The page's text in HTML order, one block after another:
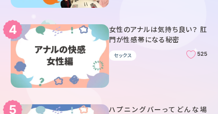
女性のアナルは気持ち良い？ 肛
門が性感帯になる秘密
セックス 525
ハプニングバーってどんな場